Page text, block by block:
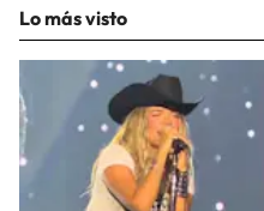
Lo más visto